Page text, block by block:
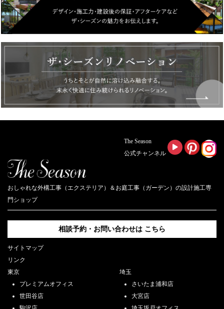
The Season
公式チャンネル
おしゃれな外構工事（エクステリア）＆お庭工事（ガーデン）の設計施工専
門ショップ
相談予約・お問い合わせは こちら
サイトマップ
リンク
東京
プレミアムオフィス
世田谷店
埼玉
さいたま浦和店
大宮店